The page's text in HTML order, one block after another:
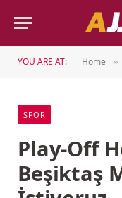
YOU ARE AT: Home »
SPOR
Play-Off
Beşiktaş